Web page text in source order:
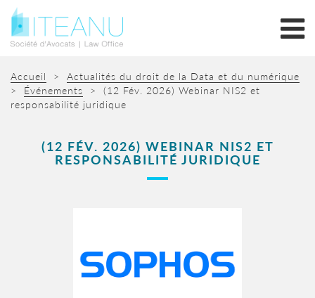
Accueil > Actualités du droit de la Data et du numérique
> Événements > (12 Fév. 2026) Webinar NIS2 et
responsabilité juridique
(12 FÉV. 2026) WEBINAR NIS2 ET
RESPONSABILITÉ JURIDIQUE